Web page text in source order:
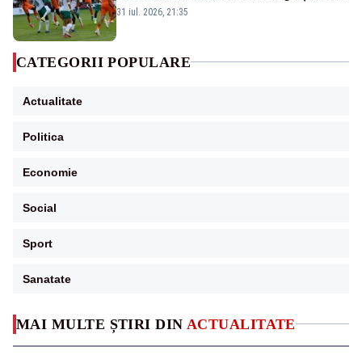
MAI MULTE ȘTIRI DIN ACTUALITATE
190 de meciuri europene”
31 iul. 2026, 21:35
CATEGORII POPULARE
Actualitate
Politica
Economie
Social
Sport
Sanatate